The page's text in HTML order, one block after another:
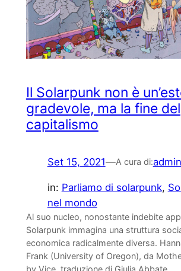
Il Solarpunk non è
gradevole, ma la fine del
capitalismo
Set 15, 2021—A cura di:admin
in: Parliamo di solarpunk,
nel mondo
Al suo nucleo, nonostante indebite
Solarpunk immagina una struttura
economica radicalmente diversa.
Frank (University of Oregon), da
by Vice, traduzione di Giulia Abbate